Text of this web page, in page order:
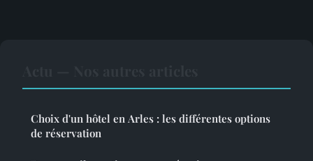
Choix d'un hôtel en Arles : les différentes options
de réservation